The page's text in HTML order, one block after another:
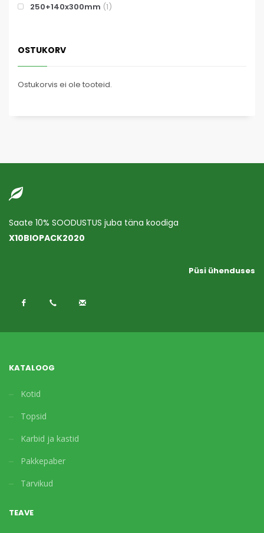
250+140x300mm (1)
OSTUKORV
Ostukorvis ei ole tooteid.
Saate 10% SOODUSTUS juba täna koodiga
X10BIOPACK2020
Püsi ühenduses
KATALOOG
Kotid
Topsid
Karbid ja kastid
Pakkepaber
Tarvikud
TEAVE